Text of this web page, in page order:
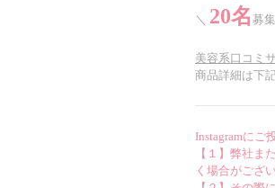
＼ 20名 募
美容系口コミ
商品詳細は下
Instagramにご
【１】弊社ま
く場合がござ